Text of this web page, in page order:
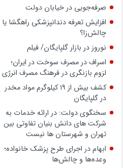
صرفه‌جویی در خیابان دولت
افزایش تعرفه دندانپزشکی راهگشا یا
چالش‌زا؟
نوروز در بازار گلپایگان/ فیلم
اسراف در مصرف سوخت در ایران؛
لزوم بازنگری در فرهنگ مصرف انرژی
کشف بیش از ۱۹ کیلوگرم مواد مخدر
در گلپایگان
سخنگوی دولت: در ارائه خدمات به
شرکت های دانش بنیان تفاوتی بین
تهران و شهرستان ها نیست
ابهام در اجرای طرح پزشک خانواده؛
وعده‌ها و چالش‌ها